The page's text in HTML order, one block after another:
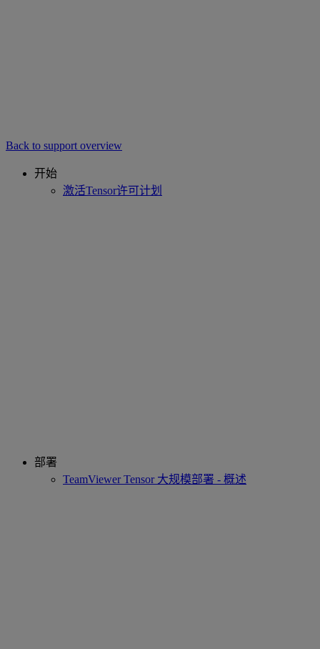
Back to support overview
开始
激活Tensor许可计划
部署
TeamViewer Tensor 大规模部署 - 概述